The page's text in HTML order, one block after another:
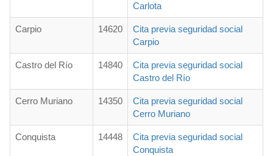
Carlota
Carpio 14620
Cita previa seguridad social
Carpio
Castro del Río 14840
Cita previa seguridad social
Castro del Río
Cerro Muriano 14350
Cita previa seguridad social
Cerro Muriano
Conquista 14448
Cita previa seguridad social
Conquista